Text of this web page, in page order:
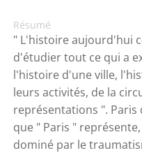
Résumé
" L'histoire aujourd'hui
d'étudier tout ce qui a
l'histoire d'une ville,
leurs activités, de la
représentations ". Paris
que " Paris "
dominé par le